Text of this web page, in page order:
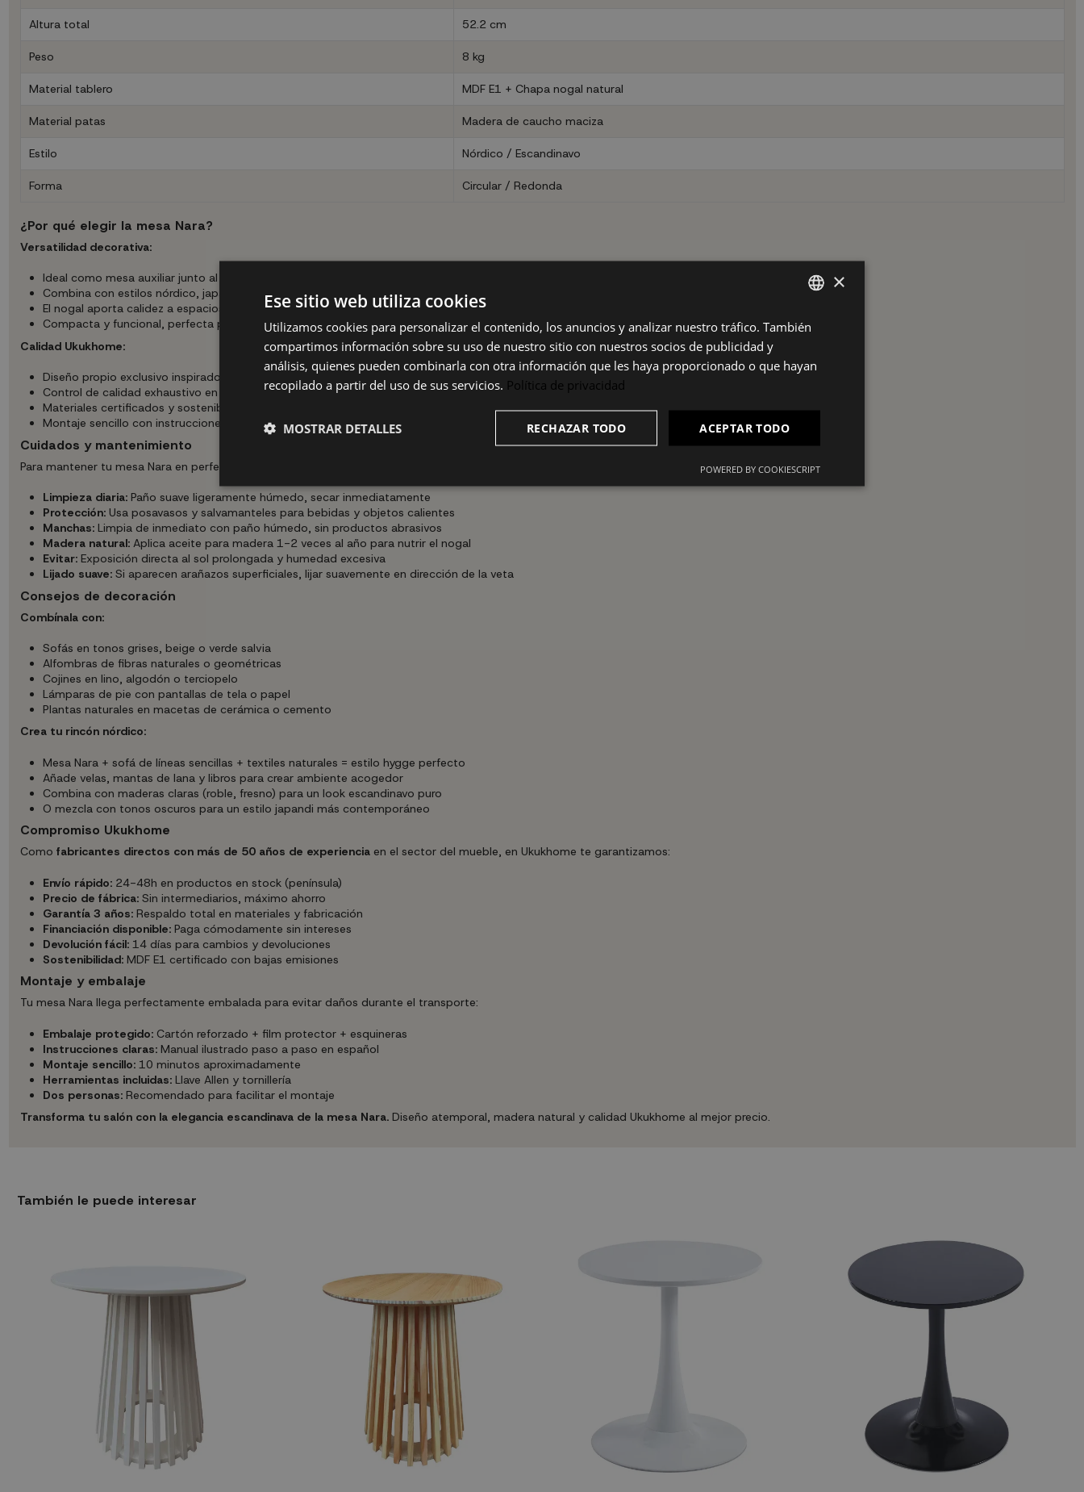
Altura total 52.2 cm
Peso 8 kg
Material tablero MDF E1 + Chapa nogal natural
Material patas Madera de caucho maciza
Estilo Nórdico / Escandinavo
Forma Circular / Redonda
¿Por qué elegir la mesa Nara?
Versatilidad decorativa:
Ideal como mesa auxiliar junto al sofá o butaca
Combina con estilos nórdico, japandi, minimalista y contemporáneo
El nogal aporta calidez a espacios de tonos claros
Compacta y funcional, perfecta para espacios reducidos
Calidad Ukukhome:
Diseño propio exclusivo inspirado en el mejor mobiliario escandinavo
Control de calidad exhaustivo en cada pieza
Materiales certificados y sostenibles
Montaje sencillo con instrucciones claras en español
Cuidados y mantenimiento
Para mantener tu mesa Nara en perfecto estado:
Limpieza diaria:Paño suave ligeramente húmedo, secar inmediatamente
Protección:Usa posavasos y salvamanteles para bebidas y objetos calientes
Manchas:Limpia de inmediato con paño húmedo, sin productos abrasivos
Madera natural:Aplica aceite para madera 1-2 veces al año para nutrir el nogal
Evitar:Exposición directa al sol prolongada y humedad excesiva
Lijado suave:Si aparecen arañazos superficiales, lijar suavemente en dirección de la veta
Consejos de decoración
Combínala con:
Sofás en tonos grises, beige o verde salvia
Alfombras de fibras naturales o geométricas
Cojines en lino, algodón o terciopelo
Lámparas de pie con pantallas de tela o papel
Plantas naturales en macetas de cerámica o cemento
Crea tu rincón nórdico:
Mesa Nara + sofá de líneas sencillas + textiles naturales = estilo hygge perfecto
Añade velas, mantas de lana y libros para crear ambiente acogedor
Combina con maderas claras (roble, fresno) para un look escandinavo puro
O mezcla con tonos oscuros para un estilo japandi más contemporáneo
Compromiso Ukukhome
Como fabricantes directos con más de 50 años de experienciaen el sector del mueble, en Ukukhome te garantizamos:
Envío rápido:24-48h en productos en stock (península)
Precio de fábrica:Sin intermediarios, máximo ahorro
Garantía 3 años:Respaldo total en materiales y fabricación
Financiación disponible:Paga cómodamente sin intereses
Devolución fácil:14 días para cambios y devoluciones
Sostenibilidad:MDF E1 certificado con bajas emisiones
Montaje y embalaje
Tu mesa Nara llega perfectamente embalada para evitar daños durante el transporte:
Embalaje protegido:Cartón reforzado + film protector + esquineras
Instrucciones claras:Manual ilustrado paso a paso en español
Montaje sencillo:10 minutos aproximadamente
Herramientas incluidas:Llave Allen y tornillería
Dos personas:Recomendado para facilitar el montaje
Transforma tu salón con la elegancia escandinava de la mesa Nara.Diseño atemporal, madera natural y calidad Ukukhome al mejor precio.
También le puede interesar
SPANISH
×
Ese sitio web utiliza cookies
Utilizamos cookies para personalizar el contenido, los anuncios y analizar nuestro tráfico. También
compartimos información sobre su uso de nuestro sitio con nuestros socios de publicidad y
análisis, quienes pueden combinarla con otra información que les haya proporcionado o que hayan
recopilado a partir del uso de sus servicios. Política de privacidad
ACEPTAR TODO
RECHAZAR TODO
MOSTRAR DETALLES
POWERED BY COOKIESCRIPT